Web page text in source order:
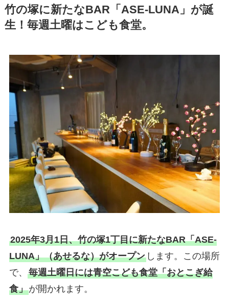
竹の塚に新たなBAR「ASE-LUNA」が誕
生！毎週土曜はこども食堂。
2025年3月1日、竹の塚1丁目に新たなBAR「ASE-
LUNA」（あせるな）がオープンします。この場所
で、 毎週土曜日には青空こども食堂「おとこぎ給
食」が開かれます。